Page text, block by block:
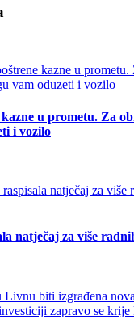
u prometu. Za
i vozilo
natječaj za više